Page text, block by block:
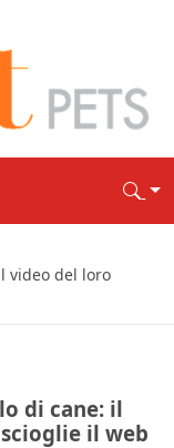
video del loro
di cane: il
il web